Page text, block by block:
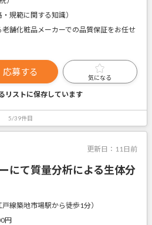
規範に関する知識）
舗化粧品メーカーでの品質保証をお任せ
応募する
気になる
リストに保存しています
5/39件目
更新日： 11日前
にて質量分析による生体分
線築地市場駅から徒歩1分）
円